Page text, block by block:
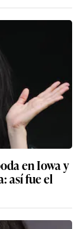
en Iowa y
así fue el